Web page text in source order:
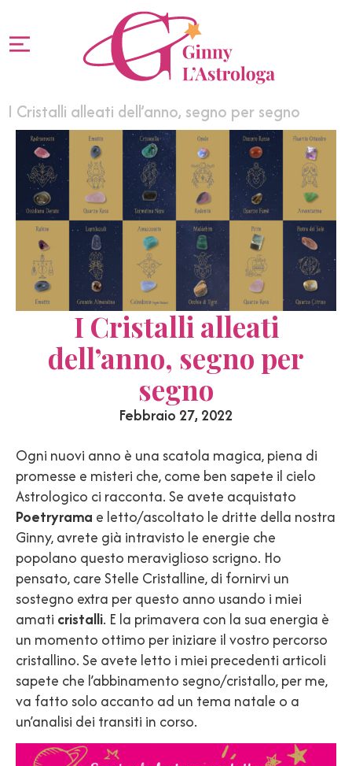
I Cristalli alleati dell’anno, segno per segno
I Cristalli alleati
dell’anno, segno per
segno
Febbraio 27, 2022
Ogni nuovi anno è una scatola magica, piena di
promesse e misteri che, come ben sapete il cielo
Astrologico ci racconta. Se avete acquistato
Poetryrama e letto/ascoltato le dritte della nostra
Ginny, avrete già intravisto le energie che
popolano questo meraviglioso scrigno. Ho
pensato, care Stelle Cristalline, di fornirvi un
sostegno extra per questo anno usando i miei
amati cristalli. E la primavera con la sua energia è
un momento ottimo per iniziare il vostro percorso
cristallino. Se avete letto i miei precedenti articoli
sapete che l’abbinamento segno/cristallo, per me,
va fatto solo accanto ad un tema natale o a
un’analisi dei transiti in corso.